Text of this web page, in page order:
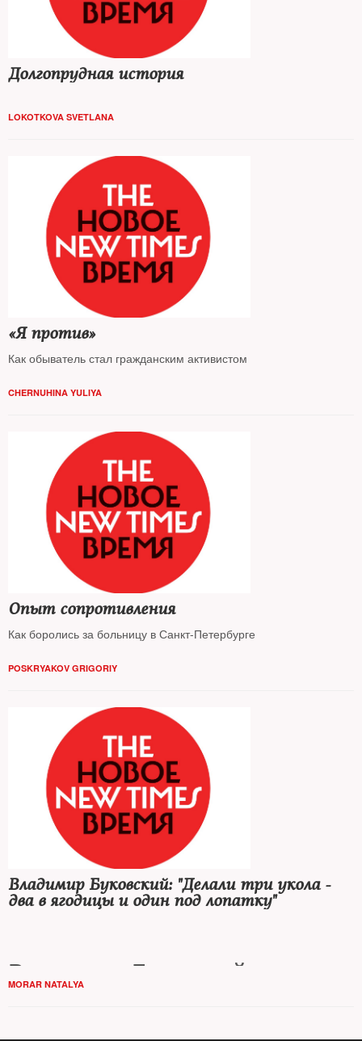
Долгопрудная история
LOKOTKOVA SVETLANA
«Я против»
Как обыватель стал гражданским активистом
CHERNUHINA YULIYA
Опыт сопротивления
Как боролись за больницу в Санкт-Петербурге
POSKRYAKOV GRIGORIY
Владимир Буковский: "Делали три укола -
два в ягодицы и один под лопатку"
Владимир Буковский отсидел
почти 11 лет. Известный
MORAR NATALYA